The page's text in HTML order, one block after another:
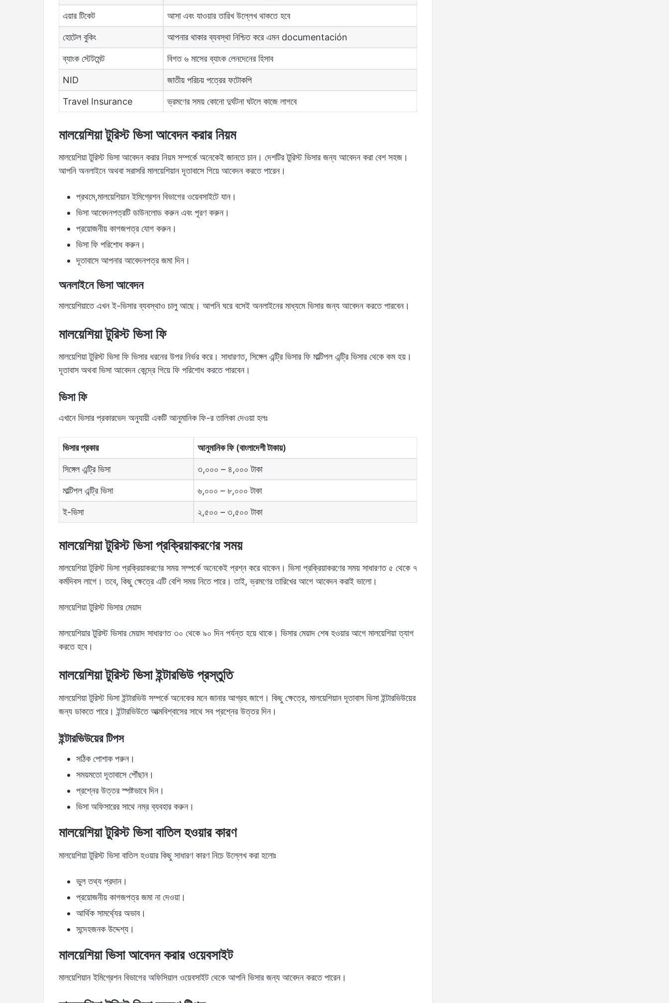
এয়ার টিকেট আসা এবং যাওয়ার তারিখ উল্লেখ থাকতে হবে
হোটেল বুকিং আপনার থাকার ব্যবস্থা নিশ্চিত করে এমন documentación
ব্যাংক স্টেটমেন্ট বিগত ৬ মাসের ব্যাংক লেনদেনের হিসাব
NID জাতীয় পরিচয় পত্রের ফটোকপি
Travel Insurance ভ্রমণের সময় কোনো দুর্ঘটনা ঘটলে কাজে লাগবে
মালয়েশিয়া টুরিস্ট ভিসা আবেদন করার নিয়ম
মালয়েশিয়া টুরিস্ট ভিসা আবেদন করার নিয়ম সম্পর্কে অনেকেই জানতে চান। দেশটির টুরিস্ট ভিসার জন্য আবেদন করা বেশ সহজ।
আপনি অনলাইনে অথবা সরাসরি মালয়েশিয়ান দূতাবাসে গিয়ে আবেদন করতে পারেন।
প্রথমে,মালয়েশিয়ান ইমিগ্রেশন বিভাগের ওয়েবসাইটে যান।
ভিসা আবেদনপত্রটি ডাউনলোড করুন এবং পূরণ করুন।
প্রয়োজনীয় কাগজপত্র যোগ করুন।
ভিসা ফি পরিশোধ করুন।
দূতাবাসে আপনার আবেদনপত্র জমা দিন।
অনলাইনে ভিসা আবেদন
মালয়েশিয়াতে এখন ই-ভিসার ব্যবস্থাও চালু আছে। আপনি ঘরে বসেই অনলাইনের মাধ্যমে ভিসার জন্য আবেদন করতে পারবেন।
মালয়েশিয়া টুরিস্ট ভিসা ফি
মালয়েশিয়া টুরিস্ট ভিসা ফি ভিসার ধরনের উপর নির্ভর করে। সাধারণত, সিঙ্গেল এন্ট্রি ভিসার ফি মাল্টিপল এন্ট্রি ভিসার থেকে কম হয়।
দূতাবাস অথবা ভিসা আবেদন কেন্দ্রে গিয়ে ফি পরিশোধ করতে পারবেন।
ভিসা ফি
এখানে ভিসার প্রকারভেদ অনুযায়ী একটি আনুমানিক ফি-র তালিকা দেওয়া হলঃ
ভিসার প্রকার আনুমানিক ফি (বাংলাদেশী টাকায়)
সিঙ্গেল এন্ট্রি ভিসা ৩,০০০ – ৪,০০০ টাকা
মাল্টিপল এন্ট্রি ভিসা ৬,০০০ – ৮,০০০ টাকা
ই-ভিসা ২,৫০০ – ৩,৫০০ টাকা
মালয়েশিয়া টুরিস্ট ভিসা প্রক্রিয়াকরণের সময়
মালয়েশিয়া টুরিস্ট ভিসা প্রক্রিয়াকরণের সময় সম্পর্কে অনেকেই প্রশ্ন করে থাকেন। ভিসা প্রক্রিয়াকরণের সময় সাধারণত ৫ থেকে ৭
কর্মদিবস লাগে। তবে, কিছু ক্ষেত্রে এটি বেশি সময় নিতে পারে। তাই, ভ্রমণের তারিখের আগে আবেদন করাই ভালো।
মালয়েশিয়া টুরিস্ট ভিসার মেয়াদ
মালয়েশিয়ার টুরিস্ট ভিসার মেয়াদ সাধারণত ৩০ থেকে ৯০ দিন পর্যন্ত হয়ে থাকে। ভিসার মেয়াদ শেষ হওয়ার আগে মালয়েশিয়া ত্যাগ
করতে হবে।
মালয়েশিয়া টুরিস্ট ভিসা ইন্টারভিউ প্রস্তুতি
মালয়েশিয়া টুরিস্ট ভিসা ইন্টারভিউ সম্পর্কে অনেকের মনে জানার আগ্রহ জাগে। কিছু ক্ষেত্রে, মালয়েশিয়ান দূতাবাস ভিসা ইন্টারভিউয়ের
জন্য ডাকতে পারে। ইন্টারভিউতে আত্মবিশ্বাসের সাথে সব প্রশ্নের উত্তর দিন।
ইন্টারভিউয়ের টিপস
সঠিক পোশাক পরুন।
সময়মতো দূতাবাসে পৌঁছান।
প্রশ্নের উত্তর স্পষ্টভাবে দিন।
ভিসা অফিসারের সাথে নম্র ব্যবহার করুন।
মালয়েশিয়া টুরিস্ট ভিসা বাতিল হওয়ার কারণ
মালয়েশিয়া টুরিস্ট ভিসা বাতিল হওয়ার কিছু সাধারণ কারণ নিচে উল্লেখ করা হলোঃ
ভুল তথ্য প্রদান।
প্রয়োজনীয় কাগজপত্র জমা না দেওয়া।
আর্থিক সামর্থ্যের অভাব।
সন্দেহজনক উদ্দেশ্য।
মালয়েশিয়া ভিসা আবেদন করার ওয়েবসাইট
মালয়েশিয়ান ইমিগ্রেশন বিভাগের অফিসিয়াল ওয়েবসাইট থেকে আপনি ভিসার জন্য আবেদন করতে পারেন।